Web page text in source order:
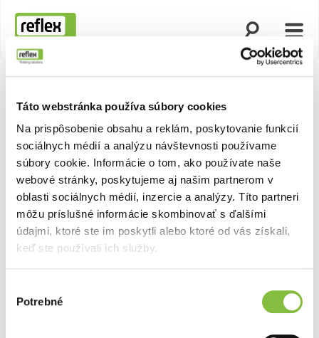
Táto webstránka používa súbory cookies
Na prispôsobenie obsahu a reklám, poskytovanie funkcií
sociálnych médií a analýzu návštevnosti používame
súbory cookie. Informácie o tom, ako používate naše
webové stránky, poskytujeme aj našim partnerom v
oblasti sociálnych médií, inzercie a analýzy. Títo partneri
môžu príslušné informácie skombinovať s ďalšími
údajmi, ktoré ste im poskytli alebo ktoré od vás získali,
keď ste používali ich služby.
súhlasu
Potrebné
Domovská stránka
Otvoriť